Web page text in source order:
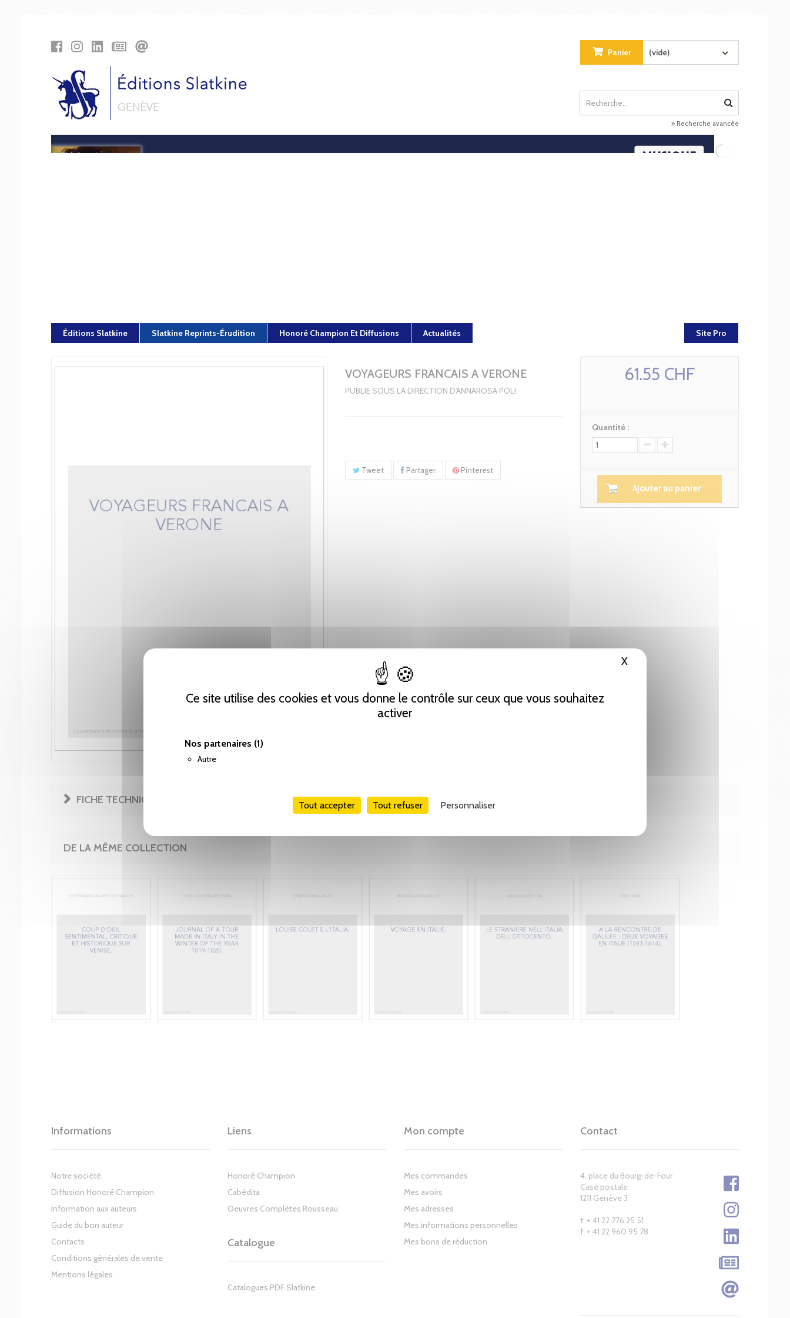
Ce site utilise des cookies et vous donne le contrôle sur ceux que vous souhaitez
activer
Nos partenaires (1)
Autre
Tout accepter Tout refuser Personnaliser
X Masquer le bandeau des cookies
Panier (vide)
Recherche avancée
Éditions Slatkine Slatkine Reprints-Érudition Honoré Champion Et Diffusions Actualités Site Pro
VOYAGEURS FRANCAIS A VERONE
PUBLIE SOUS LA DIRECTION D'ANNAROSA POLI.
Tweet Partager Pinterest
61.55 CHF
Quantité :
Ajouter au panier
FICHE TECHNIQUE
DE LA MÊME COLLECTION
Informations
Notre société
Diffusion Honoré Champion
Information aux auteurs
Guide du bon auteur
Contacts
Conditions générales de vente
Mentions légales
Liens
Honoré Champion
Cabédita
Oeuvres Complètes Rousseau
Catalogue
Catalogues PDF Slatkine
Mon compte
Mes commandes
Mes avoirs
Mes adresses
Mes informations personnelles
Mes bons de réduction
Contact
4, place du Bourg-de-Four
Case postale
1211 Genève 3
t: + 41 22 776 25 51
f: + 41 22 960 95 78